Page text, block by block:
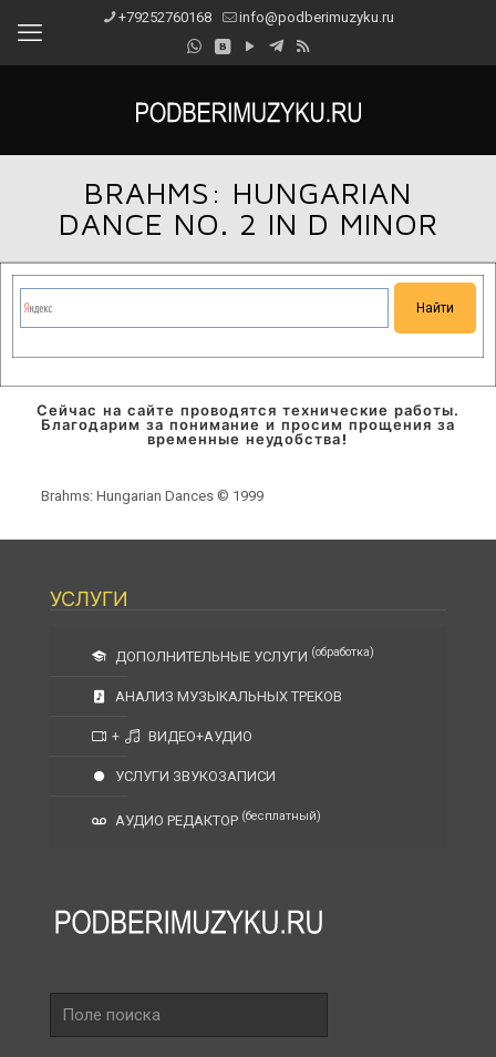
+79252760168 info@podberimuzyku.ru
BRAHMS: HUNGARIAN
DANCE NO. 2 IN D MINOR
Сейчас на сайте проводятся технические работы.
Благодарим за понимание и просим прощения за
временные неудобства!
Brahms: Hungarian Dances © 1999
УСЛУГИ
ДОПОЛНИТЕЛЬНЫЕ УСЛУГИ (обработка)
АНАЛИЗ МУЗЫКАЛЬНЫХ ТРЕКОВ
+ ВИДЕО+АУДИО
УСЛУГИ ЗВУКОЗАПИСИ
АУДИО РЕДАКТОР (бесплатный)
поиска